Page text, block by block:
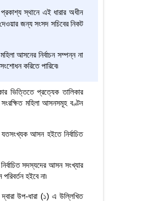
প্রকাশ্য স্থানে এই ধারার অধীন
জন্য সংসদ সচিবের নিকট
আসনের নির্বাচন সম্পন্ন না
করিতে পারিবে৷
ভিত্তিতে প্রত্যেক তালিকার
মহিলা আসনসমূহ বণ্টন
আসন হইতে নির্বাচিত
সদস্যদের আসন সংখ্যার
হইবে না৷
উপ-ধারা (১) এ উল্লিখিত